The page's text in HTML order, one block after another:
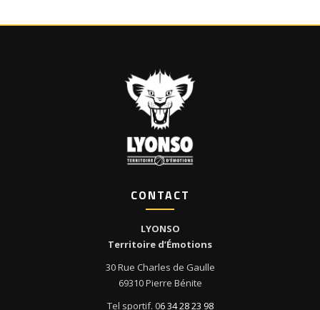
CONTACT
LYONSO
Territoire d’Émotions
30 Rue Charles de Gaulle
69310 Pierre Bénite
Tel sportif. 06 34 28 23 98